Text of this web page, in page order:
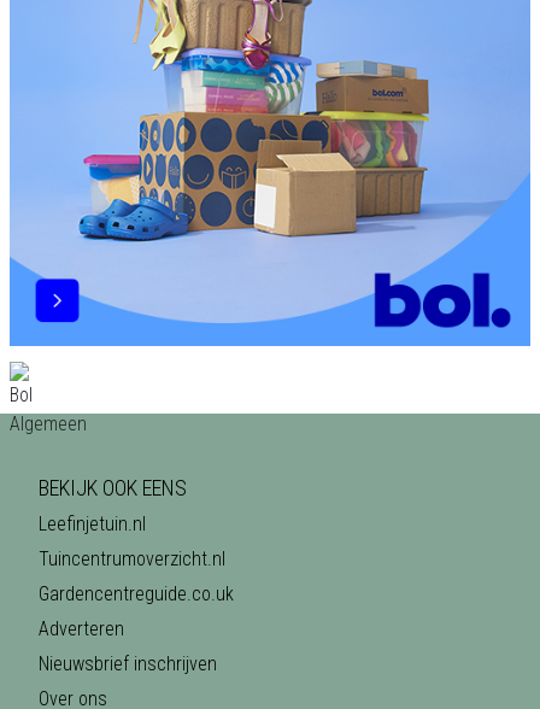
BEKIJK OOK EENS
Leefinjetuin.nl
Tuincentrumoverzicht.nl
Gardencentreguide.co.uk
Adverteren
Nieuwsbrief inschrijven
Over ons